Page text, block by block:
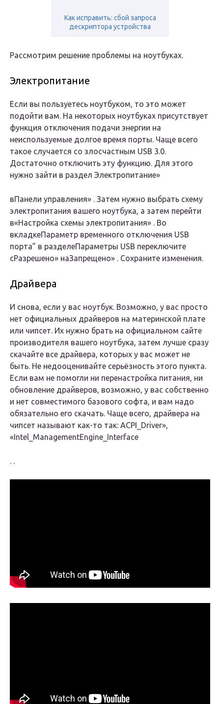
Как исправить: сбой запроса
дескриптора устройства
Рассмотрим решение проблемы на ноутбуках.
Электропитание
Если вы пользуетесь ноутбуком, то это может
подойти вам. На некоторых ноутбуках присутствует
функция отключения подачи энергии на
неиспользуемые долгое время порты. Чаще всего
такое случается со злосчастным USB 3.0.
Достаточно отключить эту функцию. Для этого
нужно зайти в раздел Электропитание»
вП анели управления» . Затем нужно выбрать схему
электропитания вашего ноутбука, а затем перейти
в«Настройка схемы электропитания» . Во
вкладкеП араметр временного отключения USB
порта” в разделеП араметры USB переключите
сРазрешено» наЗапрещено» . Сохраните изменения.
Драйвера
И снова, если у вас ноутбук. Возможно, у вас просто
нет официальных драйверов на материнской плате
или чипсет. Их нужно брать на официальном сайте
производителя вашего ноутбука, затем лучше сразу
скачайте все драйвера, которых у вас может не
быть. Не недооценивайте серьёзность этого пункта.
Если вам не помогли ни перенастройка питания, ни
обновление драйверов, возможно, у вас собственно
и нет совместимого базового софта, и вам надо
обязательно его скачать. Чаще всего, драйвера на
чипсет называют как-то так: ACPI_Driver»,
« Intel_ManagementEngine_Interface
. .